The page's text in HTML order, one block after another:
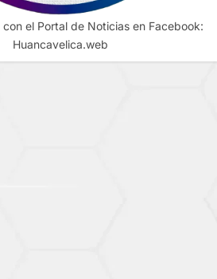
con el Portal de Noticias en Facebook:
Huancavelica.web